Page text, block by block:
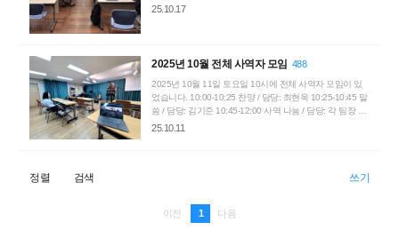
25.10.17
2025년 10월 전체 사역자 모임 488
2025년 10월 11일 토요일 10시에 전체 사역자 모임이 있
었습니다. 10:00-10:25 찬양 / 담당: 최현욱 10:25-10:45 말
씀 / 담당: 김기준 10:45-12:00 사역 나눔 / 담당: 각 팀장 현
장 참석: 김기준, 최현욱, 이보라, 전용우, 신지운, 강지원 화
25.10.11
정렬 검색 쓰기
이전 1 다음